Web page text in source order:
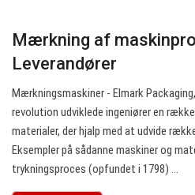
Mærkning af
Leverandører
Mærkningsmaskiner - Elmark
revolution udviklede ingeniører en
materialer, der hjalp med at udvide
Eksempler på sådanne maskiner og
trykningsproces (opfundet i 1798) ...